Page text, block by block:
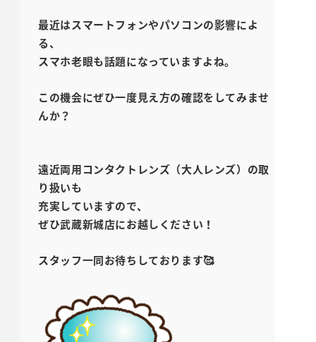
最近はスマートフォンやパソコンの影響によ
る、
スマホ老眼も話題になっていますよね。
この機会にぜひ一度見え方の確認をしてみませ
んか？
遠近両用コンタクトレンズ（大人レンズ）の取
り扱いも
充実していますので、
ぜひ武蔵新城店にお越しください！
スタッフ一同お待ちしております🥰